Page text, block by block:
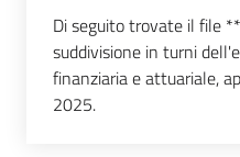
Di seguito trovate il file
suddivisione in turni
finanziaria e attuariale,
2025.